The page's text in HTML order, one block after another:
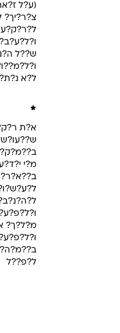
(ע?ל
צ?ר?יך?
ש??ל
ל?א
*
א?ת
מ?י
מ?ל?ך?
ל?פ??ל